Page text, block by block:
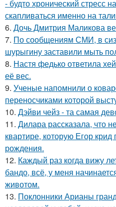
- будто хронический стресс
скапливаться именно на
6. Дочь Дмитрия Маликова
7. По сообщениям СМИ, в
шурыгину заставили мыть
8. Настя федько ответила
её вес.
9. Ученые напомнили о
переносчиками которой
10. Дэйви чейз - та самая
11. Дилара рассказала, что
квартире, которую Егор
рождения.
12. Каждый раз когда вижу
бандо, всё, у меня
животом.
13. Поклонники Арианы